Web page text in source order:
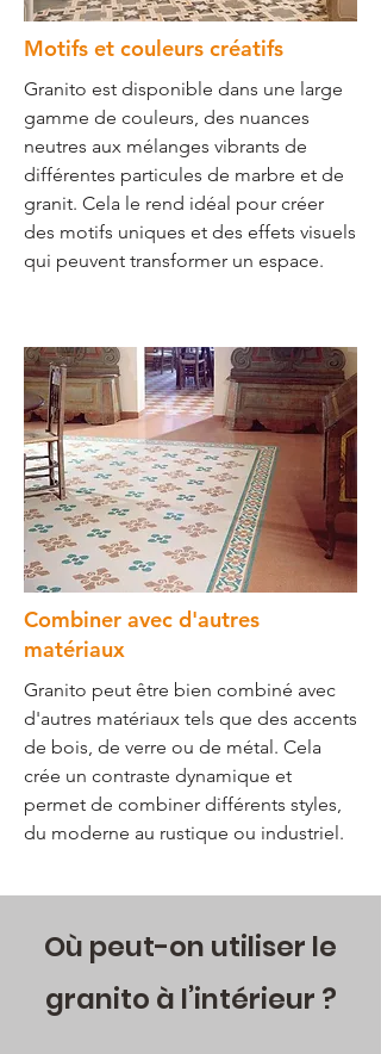
Motifs et couleurs créatifs
Granito est disponible dans une large
gamme de couleurs, des nuances
neutres aux mélanges vibrants de
différentes particules de marbre et de
granit. Cela le rend idéal pour créer
des motifs uniques et des effets visuels
qui peuvent transformer un espace.
Combiner avec d'autres
matériaux
Granito peut être bien combiné avec
d'autres matériaux tels que des accents
de bois, de verre ou de métal. Cela
crée un contraste dynamique et
permet de combiner différents styles,
du moderne au rustique ou industriel.
Où peut-on utiliser le
granito à l’intérieur ?